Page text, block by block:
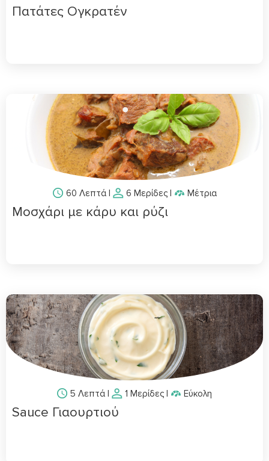
Πατάτες Ογκρατέν
60 Λεπτά| 6 Μερίδες| Μέτρια
Μοσχάρι με κάρυ και ρύζι
5 Λεπτά | 1 Μερίδες | Εύκολη
Sauce Γιαουρτιού